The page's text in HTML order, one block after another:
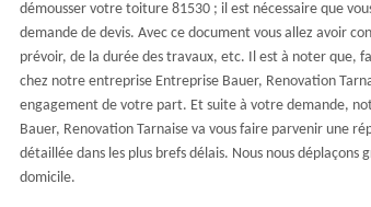
démousser votre toiture 81530 ; il est nécessaire que
demande de devis. Avec ce document vous allez avoir
prévoir, de la durée des travaux, etc. Il est à noter que,
chez notre entreprise Entreprise Bauer, Renovation
engagement de votre part. Et suite à votre demande,
Bauer, Renovation Tarnaise va vous faire parvenir une
détaillée dans les plus brefs délais. Nous nous
domicile.